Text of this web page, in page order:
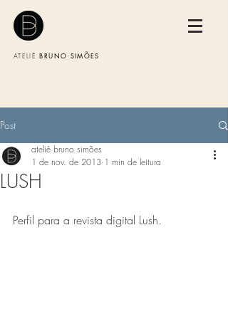
ATELIÊBRUNO SIMÕES
Post
LUSH
ateliê bruno simões
1 de nov. de 2013 1 min de leitura
Perfil para a revista digital Lush.